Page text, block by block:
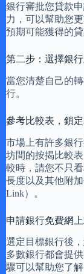
銀行審批您貸款
力，可以幫助您
預期可能獲得的貸
第二步：選擇銀
當您清楚自己的
行。
參考比較表，鎖
市場上有許多銀
坊間的按揭比較
較時，請您不只
長度以及其他附
Link）。
申請銀行免費網
選定目標銀行後
多數銀行都會提
驟可以幫助您了